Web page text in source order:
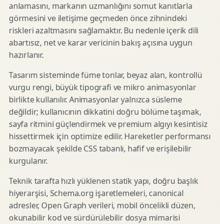
anlamasını, markanın uzmanlığını somut kanıtlarla
görmesini ve iletişime geçmeden önce zihnindeki
riskleri azaltmasını sağlamaktır. Bu nedenle içerik dili
abartısız, net ve karar vericinin bakış açısına uygun
hazırlanır.
Tasarım sisteminde füme tonlar, beyaz alan, kontrollü
vurgu rengi, büyük tipografi ve mikro animasyonlar
birlikte kullanılır. Animasyonlar yalnızca süsleme
değildir; kullanıcının dikkatini doğru bölüme taşımak,
sayfa ritmini güçlendirmek ve premium algıyı kesintisiz
hissettirmek için optimize edilir. Hareketler performansı
bozmayacak şekilde CSS tabanlı, hafif ve erişilebilir
kurgulanır.
Teknik tarafta hızlı yüklenen statik yapı, doğru başlık
hiyerarşisi, Schema.org işaretlemeleri, canonical
adresler, Open Graph verileri, mobil öncelikli düzen,
okunabilir kod ve sürdürülebilir dosya mimarisi